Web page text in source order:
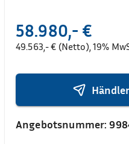
58.980,- €
49.563,- € (Netto), 19%
Angebotsnummer: